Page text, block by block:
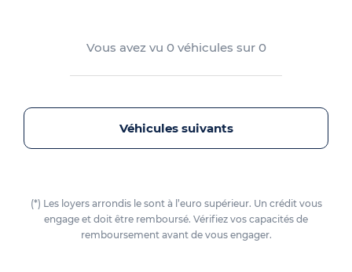
Vous avez vu 0 véhicules sur 0
Véhicules suivants
(*) Les loyers arrondis le sont à l’euro supérieur. Un crédit vous
engage et doit être remboursé. Vérifiez vos capacités de
remboursement avant de vous engager.